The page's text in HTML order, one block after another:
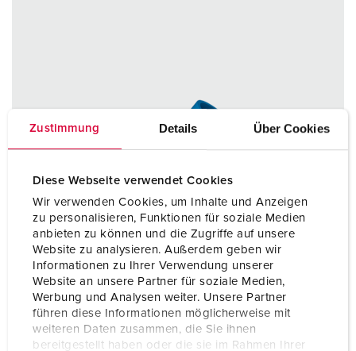
Zustimmung Details Über Cookies
Diese Webseite verwendet Cookies
Wir verwenden Cookies, um Inhalte und Anzeigen
zu personalisieren, Funktionen für soziale Medien
anbieten zu können und die Zugriffe auf unsere
Website zu analysieren. Außerdem geben wir
Informationen zu Ihrer Verwendung unserer
Website an unsere Partner für soziale Medien,
Werbung und Analysen weiter. Unsere Partner
führen diese Informationen möglicherweise mit
weiteren Daten zusammen, die Sie ihnen
bereitgestellt haben oder die sie im Rahmen Ihrer